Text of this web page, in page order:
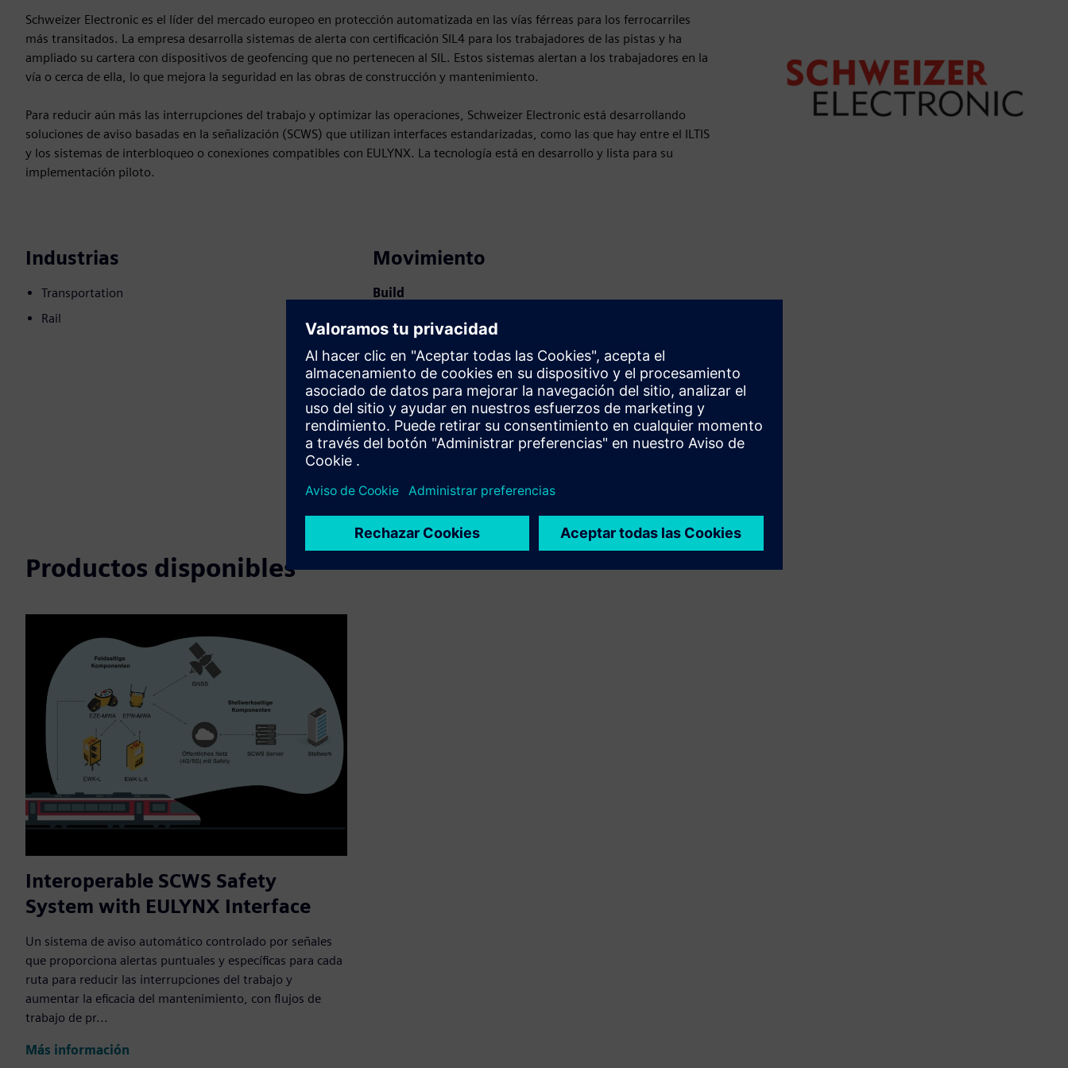
Schweizer Electronic es el líder del mercado europeo en protección automatizada en las vías férreas para los ferrocarriles
más transitados. La empresa desarrolla sistemas de alerta con certificación SIL4 para los trabajadores de las pistas y ha
ampliado su cartera con dispositivos de geofencing que no pertenecen al SIL. Estos sistemas alertan a los trabajadores en la
vía o cerca de ella, lo que mejora la seguridad en las obras de construcción y mantenimiento.
Para reducir aún más las interrupciones del trabajo y optimizar las operaciones, Schweizer Electronic está desarrollando
soluciones de aviso basadas en la señalización (SCWS) que utilizan interfaces estandarizadas, como las que hay entre el ILTIS
y los sistemas de interbloqueo o conexiones compatibles con EULYNX. La tecnología está en desarrollo y lista para su
implementación piloto.
Industrias
Transportation
Rail
Movimiento
Build
Xcelerator mediante la creación de un nuevo producto, o
crea una nueva solución para el cliente mediante la
integración del producto Siemens Xcelerator y el
producto propio
Sell
Revende o vende conjuntamente software y hardware
Productos disponibles
Interoperable SCWS Safety
System with EULYNX Interface
Un sistema de aviso automático controlado por señales
que proporciona alertas puntuales y específicas para cada
ruta para reducir las interrupciones del trabajo y
aumentar la eficacia del mantenimiento, con flujos de
trabajo de pr...
Más información